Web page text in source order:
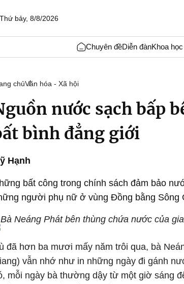
Thứ bảy, 8/8/2026
Chuyên đềDiễn đànKhoa
chủVăn hóa - Xã hội
nước sạch bấp
bình đẳng giới
Hạnh
bất công trong chính sách đảm bảo
người phụ nữ ở vùng Đồng bằng Sông
Bà Neáng Phát bên thùng chứa nước của
đã hơn ba mươi mấy năm trôi qua, bà
vẫn nhớ như in những ngày đi gánh
mỗi ngày bà thường dậy từ một giờ sáng